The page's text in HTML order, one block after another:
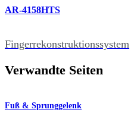
AR-4158HTS
Fingerrekonstruktionssystem
Verwandte Seiten
Fuß & Sprunggelenk